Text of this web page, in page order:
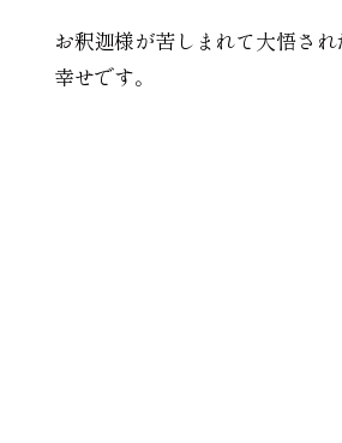
お釈迦様が苦しまれて大悟さ
幸せです。